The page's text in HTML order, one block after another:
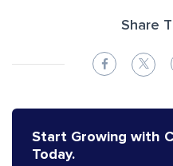
Share
Start Growing with
Today.